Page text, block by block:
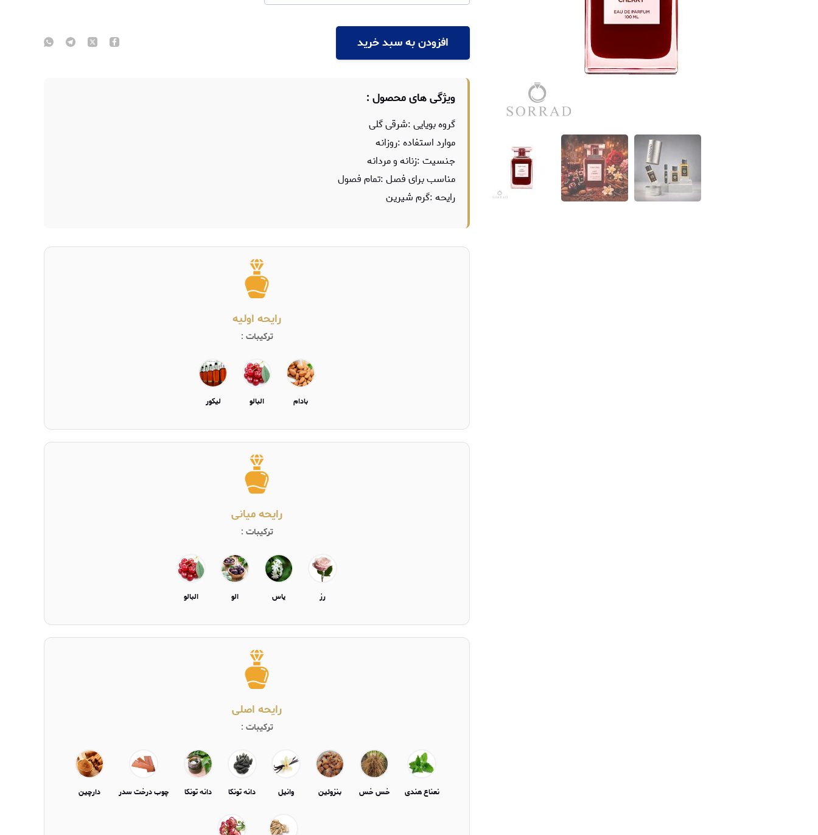
افزودن به سبد خرید
ویژگی های محصول :
گروه بویایی :شرقی گلی
موارد استفاده :روزانه
جنسیت :زنانه و مردانه
مناسب برای فصل :تمام فصول
رایحه :گرم شیرین
رایحه اولیه
ترکیبات :
بادام البالو لیکور
رایحه میانی
ترکیبات :
رز یاس الو البالو
رایحه اصلی
ترکیبات :
نعناع هندی خس خس بنزوئین وانیل دانه تونکا دانه تونکا چوب درخت سدر دارچین